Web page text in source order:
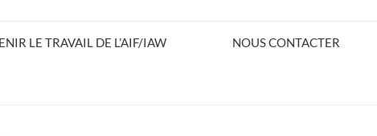
LE TRAVAIL DE L’AIF/IAW NOUS CONTACTER